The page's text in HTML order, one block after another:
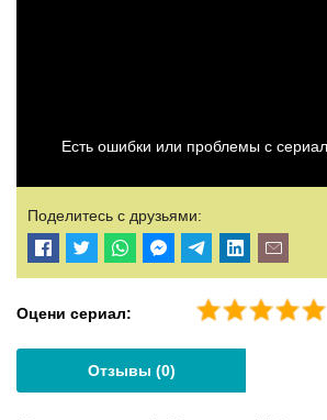
Есть ошибки или проблемы с
Поделитесь с друзьями:
Оцени сериал:
Отзывы (0)